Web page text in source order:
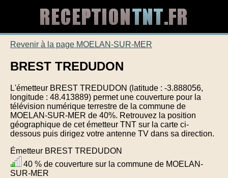
Revenir à la page MOELAN-SUR-MER
BREST TREDUDON
L'émetteur BREST TREDUDON (latitude : -3.888056,
longitude : 48.413889) permet une couverture pour la
télévision numérique terrestre de la commune de
MOELAN-SUR-MER de 40%. Retrouvez la position
géographique de cet émetteur TNT sur la carte ci-
dessous puis dirigez votre antenne TV dans sa direction.
Émetteur BREST TREDUDON
40 % de couverture sur la commune de MOELAN-
SUR-MER